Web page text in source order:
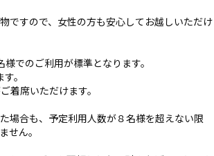
ですので、女性の方も安心してお越しいただけ
でのご利用が標準となります。
。
着席いただけます。
場合も、予定利用人数が８名様を超えない限
せん。